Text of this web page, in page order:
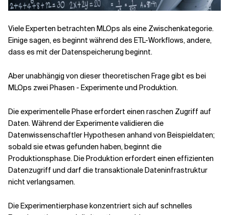
Viele Experten betrachten MLOps als eine Zwischenkategorie.
Einige sagen, es beginnt während des ETL-Workflows, andere,
dass es mit der Datenspeicherung beginnt.
Aber unabhängig von dieser theoretischen Frage gibt es bei
MLOps zwei Phasen - Experimente und Produktion.
Die experimentelle Phase erfordert einen raschen Zugriff auf
Daten. Während der Experimente validieren die
Datenwissenschaftler Hypothesen anhand von Beispieldaten;
sobald sie etwas gefunden haben, beginnt die
Produktionsphase. Die Produktion erfordert einen effizienten
Datenzugriff und darf die transaktionale Dateninfrastruktur
nicht verlangsamen.
Die Experimentierphase konzentriert sich auf schnelles